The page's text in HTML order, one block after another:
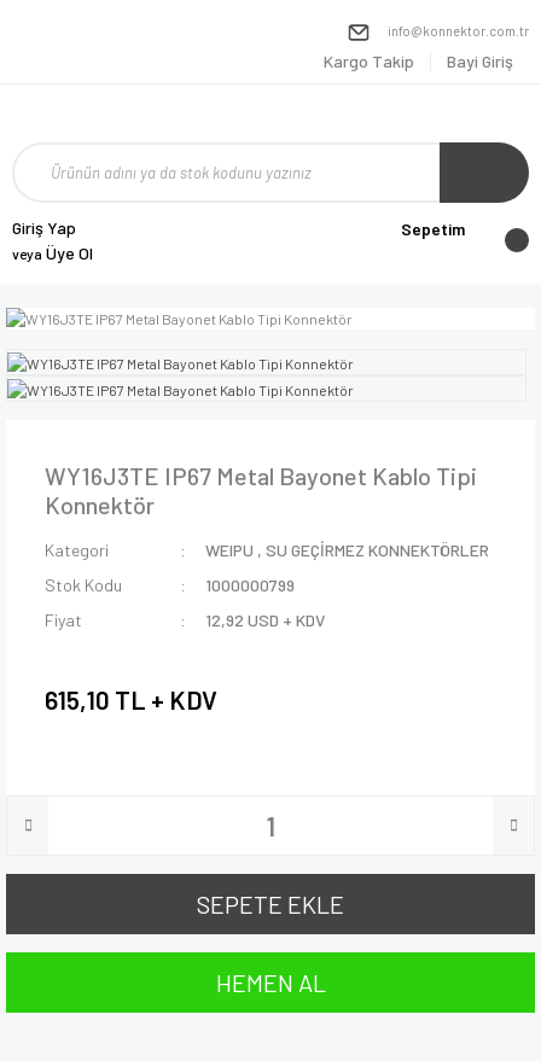
info@konnektor.com.tr
Kargo Takip Bayi Giriş
Giriş Yap
veya Üye Ol
Sepetim
WY16J3TE IP67 Metal Bayonet Kablo Tipi
Konnektör
Kategori WEIPU ,SU GEÇİRMEZ KONNEKTÖRLER
Stok Kodu
1000000799
Fiyat
12,92 USD + KDV
615,10 TL + KDV
SEPETE EKLE
HEMEN AL